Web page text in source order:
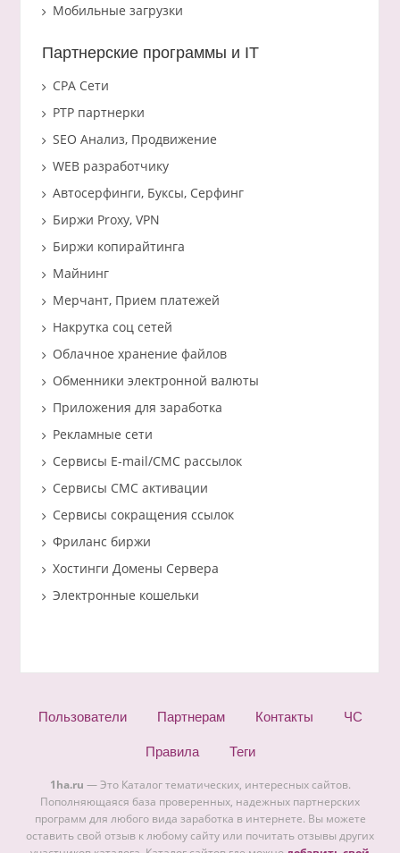
Мобильные загрузки
Партнерские программы и IT
CPA Сети
PTP партнерки
SEO Анализ, Продвижение
WEB разработчику
Автосерфинги, Буксы, Серфинг
Биржи Proxy, VPN
Биржи копирайтинга
Майнинг
Мерчант, Прием платежей
Накрутка соц сетей
Облачное хранение файлов
Обменники электронной валюты
Приложения для заработка
Рекламные сети
Сервисы E-mail/СМС рассылок
Сервисы СМС активации
Сервисы сокращения ссылок
Фриланс биржи
Хостинги Домены Сервера
Электронные кошельки
Пользователи Партнерам Контакты ЧС
Правила Теги
1ha.ru — Это Каталог тематических, интересных сайтов.
Пополняющаяся база проверенных, надежных партнерских
программ для любого вида заработка в интернете. Вы можете
оставить свой отзыв к любому сайту или почитать отзывы других